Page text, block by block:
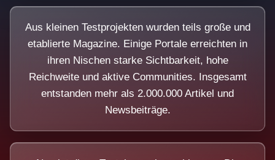
Aus kleinen Testprojekten wurden teils große und
etablierte Magazine. Einige Portale erreichten in
ihren Nischen starke Sichtbarkeit, hohe
Reichweite und aktive Communities. Insgesamt
entstanden mehr als 2.000.000 Artikel und
Newsbeiträge.